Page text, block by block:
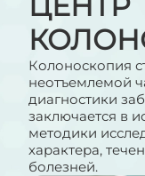
Колоноскопия
неотъемлемой
диагностики
заключается в
методики
характера,
болезней.